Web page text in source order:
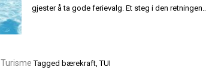
gjester å ta gode ferievalg. Et steg i den retningen…
Turisme Tagged bærekraft ,TUI